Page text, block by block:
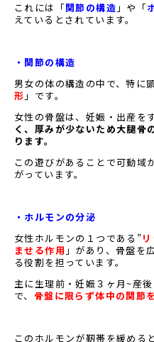
これには「関節の構造 」や「
えているとされています。
・関節の構造
男女の体の構造の中で、特に
形 」です。
女性の骨盤は、妊娠・出産を
く、厚みが少ないため大腿骨
ります。
この遊びがあることで可動域
がっています。
・ホルモンの分泌
女性ホルモンの１つである”
ませる作用 」があり、骨盤を
る役割を担っています。
主に生理前・妊娠３ヶ月~産
で、 骨盤に限らず体中の関節
このホルモンが靭帯を緩める